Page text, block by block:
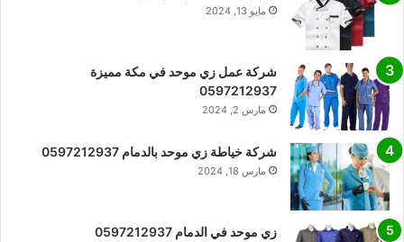
مايو 13, 2024
شركة عمل زي موحد في مكة مميزة
0597212937
مارس 2, 2024
شركة خياطة زي موحد بالدمام 0597212937
مارس 18, 2024
زي موحد في الدمام 0597212937